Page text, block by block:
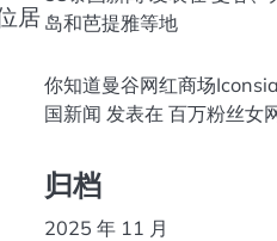
居岛和芭提雅等地
你知道曼谷网红商场
国新闻 发表在 百万粉丝女
归档
2025 年 11 月